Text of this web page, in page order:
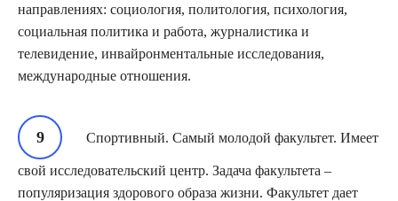
направлениях: социология, политология, психология,
социальная политика и работа, журналистика и
телевидение, инвайронментальные исследования,
международные отношения.
Спортивный. Самый молодой факультет. Имеет
свой исследовательский центр. Задача факультета –
популяризация здорового образа жизни. Факультет дает